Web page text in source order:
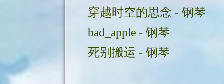
穿越时空的思念 - 钢琴
bad_apple - 钢琴
死别搬运 - 钢琴